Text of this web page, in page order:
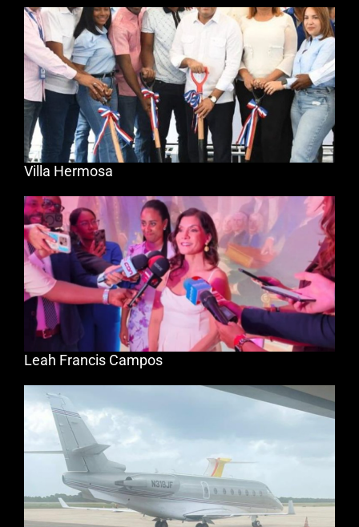
Villa Hermosa
Leah Francis Campos